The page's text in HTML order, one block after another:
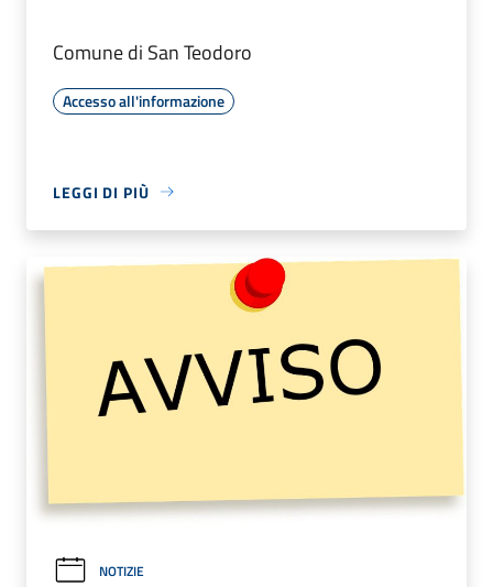
Comune di San Teodoro
Accesso all'informazione
LEGGI DI PIÙ
NOTIZIE